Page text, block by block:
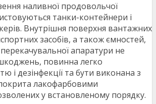
наливної продовольчої
танки-контейнери і
Внутрішня поверхня вантажних
засобів, а також ємностей,
апаратури не
повинна легко
і дезінфекції та бути виконана з
лакофарбовими
у встановленому порядку.